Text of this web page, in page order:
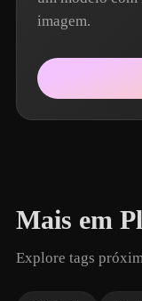
imagem.
Mais em
Explore tags